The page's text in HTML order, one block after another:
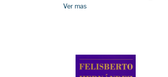
Ver mas